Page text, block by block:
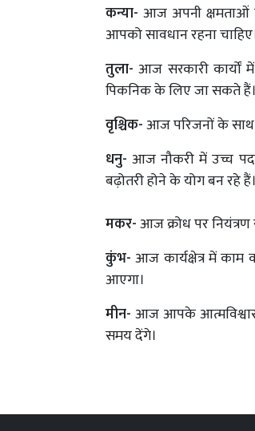
कन्या- आज अपनी क्षमताओं
आपको सावधान रहना
तुला-आज सरकारी कार्यों
पिकनिक के लिए जा सकते हैं।
वृश्चिक-आज परिजनों के साथ
धनु-आज नौकरी में उच्च पद
बढ़ोतरी होने के योग बन रहे हैं।
मकर-आज क्रोध पर नियंत्रण
कुंभ- आज कार्यक्षेत्र में काम
आएगा।
मीन- आज आपके आत्मविश्वास
समय देंगे।